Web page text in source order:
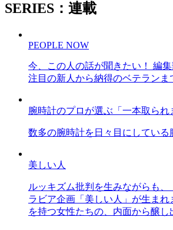
SERIES：連載
PEOPLE NOW
今、この人の話が聞きたい！ 編
注目の新人から納得のベテランま
腕時計のプロが選ぶ「一本取られ
数多の腕時計を日々目にしてい
美しい人
ルッキズム批判を生みながらも
ラビア企画「美しい人」が生ま
を持つ女性たちの、内面から醸し